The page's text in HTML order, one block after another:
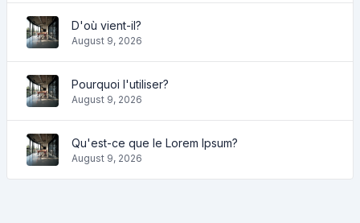
D'où vient-il?
August 9, 2026
Pourquoi l'utiliser?
August 9, 2026
Qu'est-ce que le Lorem Ipsum?
August 9, 2026